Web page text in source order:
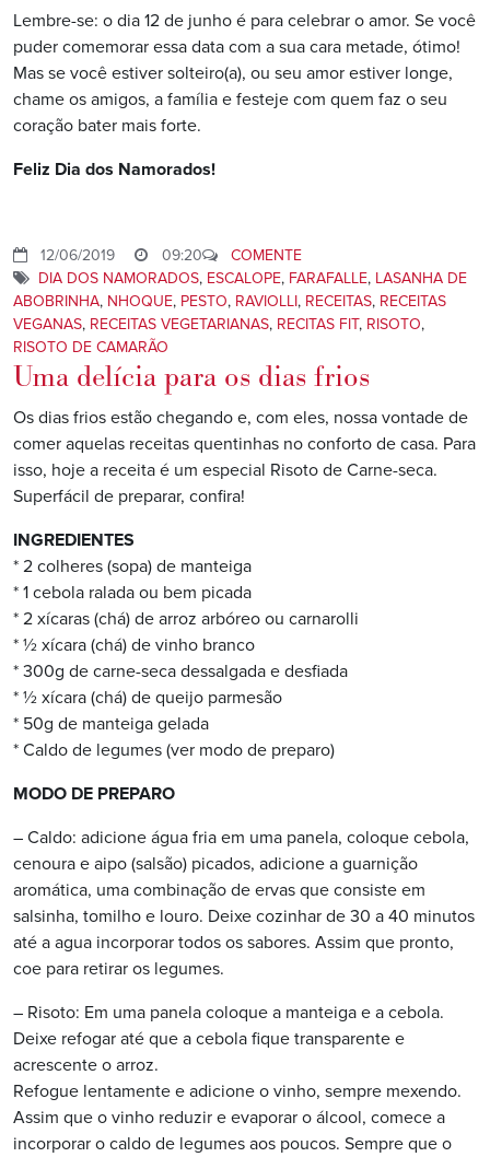
Lembre-se: o dia 12 de junho é para celebrar o amor. Se você
puder comemorar essa data com a sua cara metade, ótimo!
Mas se você estiver solteiro(a), ou seu amor estiver longe,
chame os amigos, a família e festeje com quem faz o seu
coração bater mais forte.
Feliz Dia dos Namorados!
12/06/2019 09:20
COMENTE
DIA DOS NAMORADOS, ESCALOPE, FARAFALLE, LASANHA DE
ABOBRINHA, NHOQUE, PESTO, RAVIOLLI, RECEITAS, RECEITAS
VEGANAS, RECEITAS VEGETARIANAS, RECITAS FIT, RISOTO,
RISOTO DE CAMARÃO
Uma delícia para os dias frios
Os dias frios estão chegando e, com eles, nossa vontade de
comer aquelas receitas quentinhas no conforto de casa. Para
isso, hoje a receita é um especial Risoto de Carne-seca.
Superfácil de preparar, confira!
INGREDIENTES
* 2 colheres (sopa) de manteiga
* 1 cebola ralada ou bem picada
* 2 xícaras (chá) de arroz arbóreo ou carnarolli
* ½ xícara (chá) de vinho branco
* 300g de carne-seca dessalgada e desfiada
* ½ xícara (chá) de queijo parmesão
* 50g de manteiga gelada
* Caldo de legumes (ver modo de preparo)
MODO DE PREPARO
– Caldo: adicione água fria em uma panela, coloque cebola,
cenoura e aipo (salsão) picados, adicione a guarnição
aromática, uma combinação de ervas que consiste em
salsinha, tomilho e louro. Deixe cozinhar de 30 a 40 minutos
até a agua incorporar todos os sabores. Assim que pronto,
coe para retirar os legumes.
– Risoto: Em uma panela coloque a manteiga e a cebola.
Deixe refogar até que a cebola fique transparente e
acrescente o arroz.
Refogue lentamente e adicione o vinho, sempre mexendo.
Assim que o vinho reduzir e evaporar o álcool, comece a
incorporar o caldo de legumes aos poucos. Sempre que o